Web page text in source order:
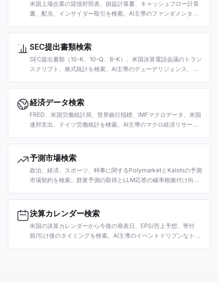
米国上場企業の貸借対照表、損益計算書、キャッシュフロー計算
書、配当、インサイダー取引を検索。AI主導のファンダメンタル
SEC提出書類検索
SEC提出書類（10-K、10-Q、8-K）、米国決算電話会議のトラン
スクリプト、株式統計を検索。AI主導のデューデリジェンス、フ
経済データ検索
FRED、米国労働統計局、世界銀行指標、IMFマクロデータ、米国
連邦支出、ドイツ労働統計を検索。AI主導のマクロ経済リサーチ
予測市場検索
政治、経済、スポーツ、時事に関するPolymarketとKalshiの予測
市場契約を検索。群衆予測の取得とLLM応答の確率根拠付け向け
決算カレンダー検索
米国の決算カレンダーから今後の発表日、EPS/売上予想、寄付
前/引け後のタイミングを検索。AI主導のイベントドリブンなトレ